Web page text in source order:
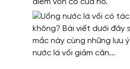
điểm vốn có của nó.